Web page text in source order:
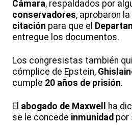
Cámara, respaldados por
conservadores, aprobaron
citación para que el
entregue los documentos.
Los congresistas también
cómplice de Epstein,
cumple 20 años de prisión.
El abogado de Maxwell
ha
se le concede inmunidad por